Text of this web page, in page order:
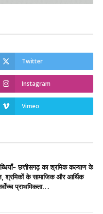
Twitter
Instagram
Vimeo
छत्तीसगढ़ का श्रमिक कल्याण के
श्रमिकों के सामाजिक और आर्थिक
प्राथमिकता…